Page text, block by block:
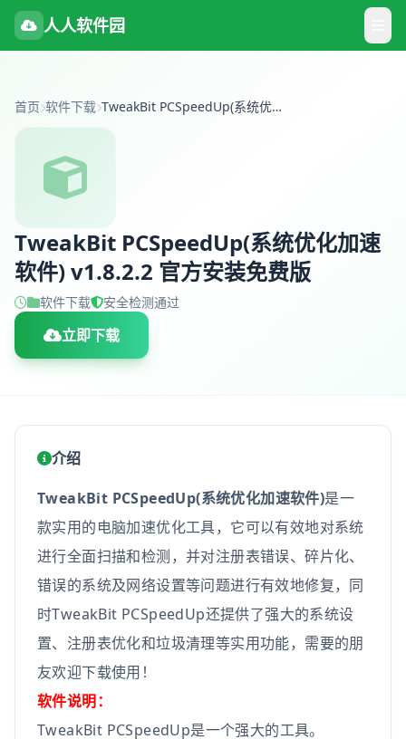
人人软件园
首页 软件下载 TweakBit PCSpeedUp(系统优化加速软件) v1.8.2.2 官方安装免费版
TweakBit PCSpeedUp(系统优化加速
软件) v1.8.2.2 官方安装免费版
软件下载 安全检测通过
立即下载
介绍
TweakBit PCSpeedUp(系统优化加速软件)是一
款实用的电脑加速优化工具，它可以有效地对系统
进行全面扫描和检测，并对注册表错误、碎片化、
错误的系统及网络设置等问题进行有效地修复，同
时TweakBit PCSpeedUp还提供了强大的系统设
置、注册表优化和垃圾清理等实用功能，需要的朋
友欢迎下载使用！
软件说明：
TweakBit PCSpeedUp是一个强大的工具。